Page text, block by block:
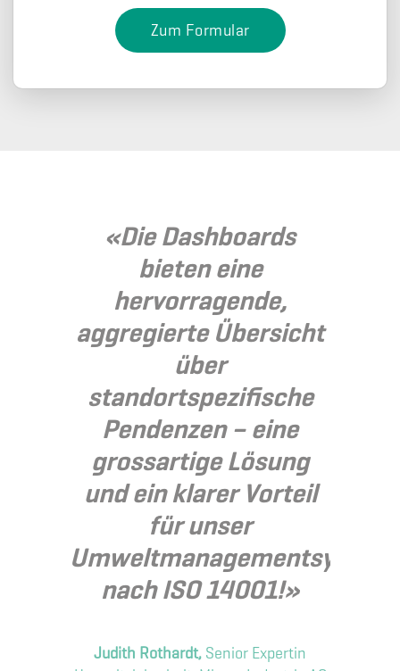
Zum Formular
«Die Dashboards
bieten eine
hervorragende,
aggregierte Übersicht
über
standortspezifische
Pendenzen – eine
grossartige Lösung
und ein klarer Vorteil
für unser
Umweltmanagementsystem
nach ISO 14001!»
Judith Rothardt, Senior Expertin